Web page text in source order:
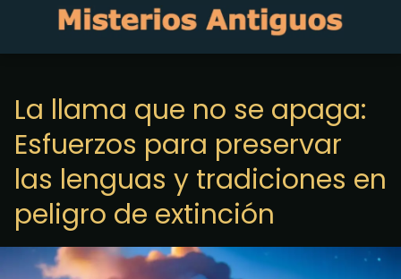
La llama que no se apaga:
Esfuerzos para preservar
las lenguas y tradiciones en
peligro de extinción